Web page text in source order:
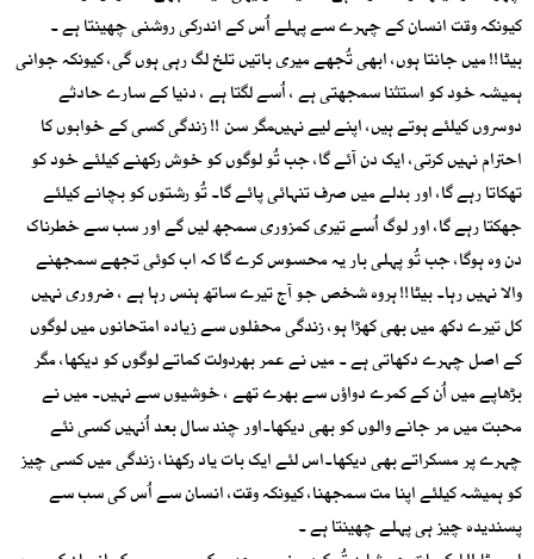
کیونکہ وقت انسان کے چہرے سے پہلے اُس کے اندرکی روشنی چھینتا ہے ۔
بیٹا!! میں جانتا ہوں، ابھی تُجھے میری باتیں تلخ لگ رہی ہوں گی، کیونکہ جوانی
ہمیشہ خود کو استثنا سمجھتی ہے ، اُسے لگتا ہے ، دنیا کے سارے حادثے
دوسروں کیلئے ہوتے ہیں، اپنے لیے نہیںمگر سن !! زندگی کسی کے خوابوں کا
احترام نہیں کرتی، ایک دن آئے گا، جب تُو لوگوں کو خوش رکھنے کیلئے خود کو
تھکاتا رہے گا، اور بدلے میں صرف تنہائی پائے گا۔ تُو رشتوں کو بچانے کیلئے
جھکتا رہے گا، اور لوگ اُسے تیری کمزوری سمجھ لیں گے اور سب سے خطرناک
دن وہ ہوگا، جب تُو پہلی بار یہ محسوس کرے گا کہ اب کوئی تجھے سمجھنے
والا نہیں رہا۔ بیٹا!! ہروہ شخص جو آج تیرے ساتھ ہنس رہا ہے ، ضروری نہیں
کل تیرے دکھ میں بھی کھڑا ہو، زندگی محفلوں سے زیادہ امتحانوں میں لوگوں
کے اصل چہرے دکھاتی ہے ۔ میں نے عمر بھردولت کماتے لوگوں کو دیکھا، مگر
بڑھاپے میں اُن کے کمرے دواؤں سے بھرے تھے ، خوشیوں سے نہیں۔ میں نے
محبت میں مر جانے والوں کو بھی دیکھا۔اور چند سال بعد اُنہیں کسی نئے
چہرے پر مسکراتے بھی دیکھا۔اس لئے ایک بات یاد رکھنا، زندگی میں کسی چیز
کو ہمیشہ کیلئے اپنا مت سمجھنا، کیونکہ وقت، انسان سے اُس کی سب سے
پسندیدہ چیز ہی پہلے چھینتا ہے ۔